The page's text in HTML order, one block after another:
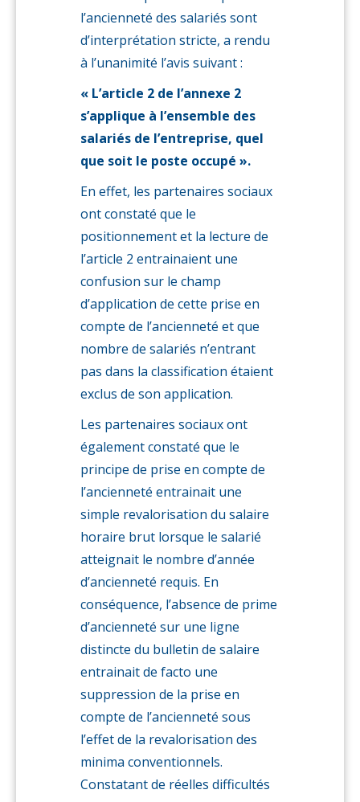
l’ancienneté des salariés sont
d’interprétation stricte, a rendu
à l’unanimité l’avis suivant :
« L’article 2 de l’annexe 2
s’applique à l’ensemble des
salariés de l’entreprise, quel
que soit le poste occupé ».
En effet, les partenaires sociaux
ont constaté que le
positionnement et la lecture de
l’article 2 entrainaient une
confusion sur le champ
d’application de cette prise en
compte de l’ancienneté et que
nombre de salariés n’entrant
pas dans la classification étaient
exclus de son application.
Les partenaires sociaux ont
également constaté que le
principe de prise en compte de
l’ancienneté entrainait une
simple revalorisation du salaire
horaire brut lorsque le salarié
atteignait le nombre d’année
d’ancienneté requis. En
conséquence, l’absence de prime
d’ancienneté sur une ligne
distincte du bulletin de salaire
entrainait de facto une
suppression de la prise en
compte de l’ancienneté sous
l’effet de la revalorisation des
minima conventionnels.
Constatant de réelles difficultés